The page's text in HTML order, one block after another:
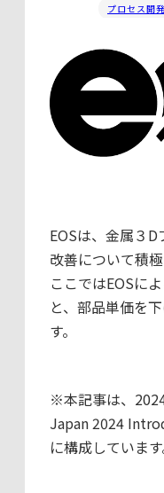
プロセス開発
EOSは、金属３
改善について積
ここではEOSに
と、部品単価を
す。
※本記事は、
Japan 2024
に構成しています